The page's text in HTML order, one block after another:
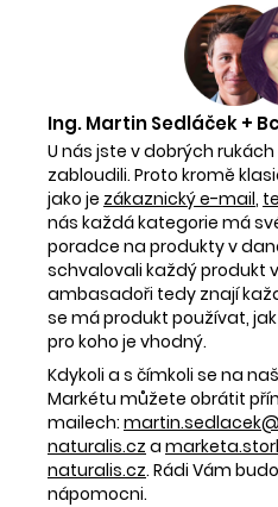
Ing. Martin Sedláček +
U nás jste v dobrých
zabloudili. Proto kromě
jako je zákaznický e-mail,
nás každá kategorie má
poradce na produkty v
schvalovali každý produkt
ambasadoři tedy znají
se má produkt používat,
pro koho je vhodný.
Kdykoli a s čímkoli se na
Markétu můžete obrátit
mailech:
naturalis.cz a
naturalis.cz. Rádi Vám
nápomocni.